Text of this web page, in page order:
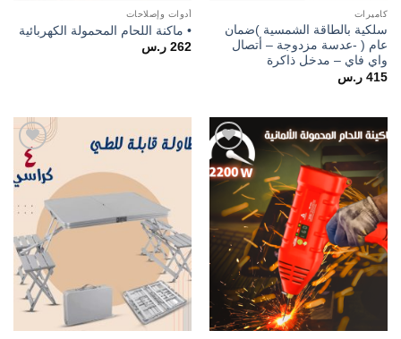
كاميرات
سلكية بالطاقة الشمسية )ضمان
عام ( -عدسة مزدوجة – أتصال
واي فاي – مدخل ذاكرة
415 ر.س
أدوات وإصلاحات
• ماكنة اللحام المحمولة الكهربائية
262 ر.س
Add to
wishlist
Add to
wishlist